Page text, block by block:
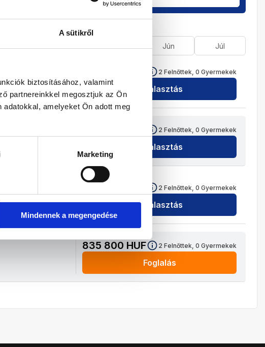
A sütikről
biztosításához, valamint
partnereinkkel megosztjuk az Ön
amelyeket Ön adott meg
Marketing
Mindennek a megengedése
Jún Júl
2 Felnőttek, 0 Gyermekek
Kiválasztás
2 Felnőttek, 0 Gyermekek
Kiválasztás
2 Felnőttek, 0 Gyermekek
Kiválasztás
835 800 HUF 2 Felnőttek, 0 Gyermekek
Foglalás